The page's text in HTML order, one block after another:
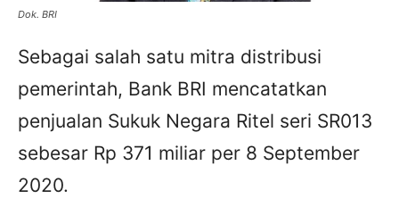
Dok. BRI
Sebagai salah satu mitra distribusi
pemerintah, Bank BRI mencatatkan
penjualan Sukuk Negara Ritel seri SR013
sebesar Rp 371 miliar per 8 September
2020.